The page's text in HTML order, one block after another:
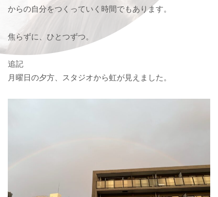
からの自分をつくっていく時間でもあります。
焦らずに、ひとつずつ。
追記
月曜日の夕方、スタジオから虹が見えました。